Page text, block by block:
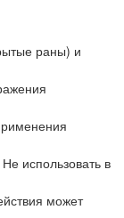
раны) и
использовать в
может